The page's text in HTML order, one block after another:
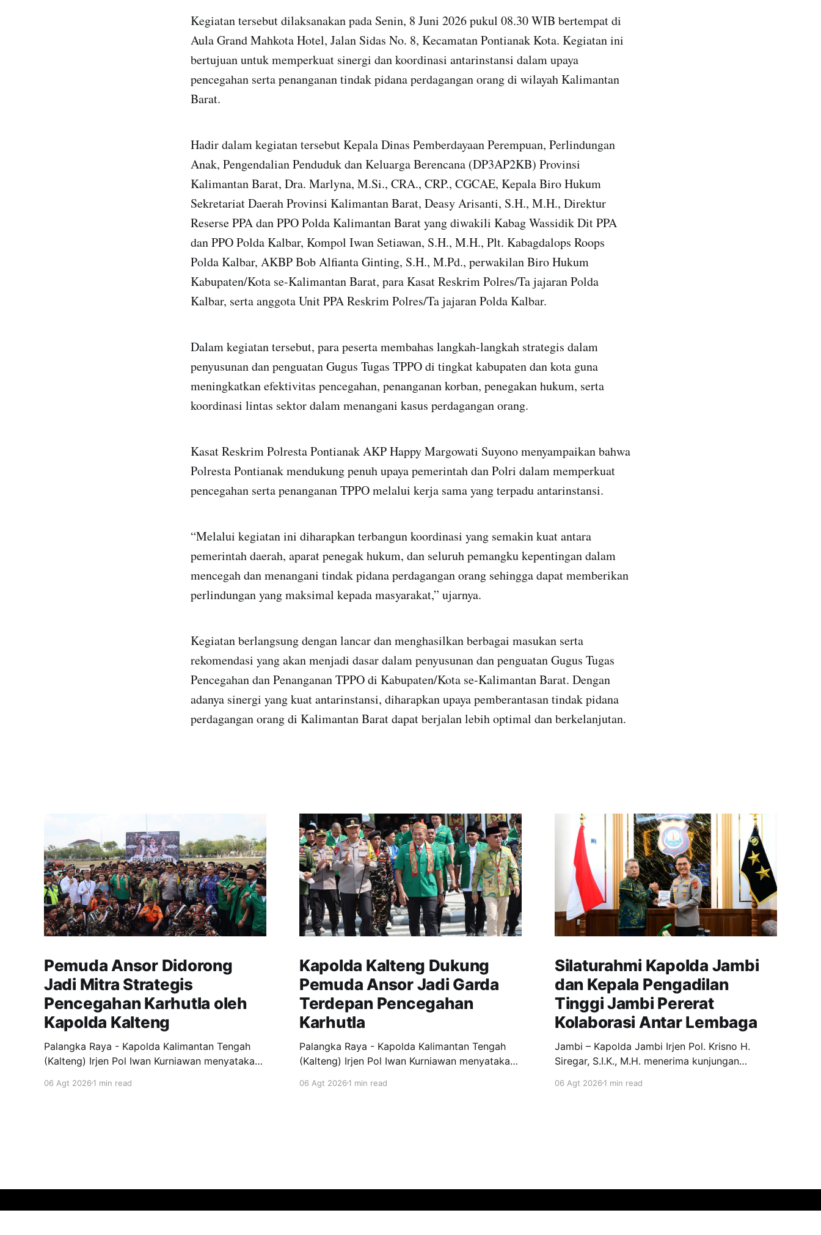
Kegiatan tersebut dilaksanakan pada Senin, 8 Juni 2026 pukul 08.30 WIB bertempat di
Aula Grand Mahkota Hotel, Jalan Sidas No. 8, Kecamatan Pontianak Kota. Kegiatan ini
bertujuan untuk memperkuat sinergi dan koordinasi antarinstansi dalam upaya
pencegahan serta penanganan tindak pidana perdagangan orang di wilayah Kalimantan
Barat.
Hadir dalam kegiatan tersebut Kepala Dinas Pemberdayaan Perempuan, Perlindungan
Anak, Pengendalian Penduduk dan Keluarga Berencana (DP3AP2KB) Provinsi
Kalimantan Barat, Dra. Marlyna, M.Si., CRA., CRP., CGCAE, Kepala Biro Hukum
Sekretariat Daerah Provinsi Kalimantan Barat, Deasy Arisanti, S.H., M.H., Direktur
Reserse PPA dan PPO Polda Kalimantan Barat yang diwakili Kabag Wassidik Dit PPA
dan PPO Polda Kalbar, Kompol Iwan Setiawan, S.H., M.H., Plt. Kabagdalops Roops
Polda Kalbar, AKBP Bob Alfianta Ginting, S.H., M.Pd., perwakilan Biro Hukum
Kabupaten/Kota se-Kalimantan Barat, para Kasat Reskrim Polres/Ta jajaran Polda
Kalbar, serta anggota Unit PPA Reskrim Polres/Ta jajaran Polda Kalbar.
Dalam kegiatan tersebut, para peserta membahas langkah-langkah strategis dalam
penyusunan dan penguatan Gugus Tugas TPPO di tingkat kabupaten dan kota guna
meningkatkan efektivitas pencegahan, penanganan korban, penegakan hukum, serta
koordinasi lintas sektor dalam menangani kasus perdagangan orang.
Kasat Reskrim Polresta Pontianak AKP Happy Margowati Suyono menyampaikan bahwa
Polresta Pontianak mendukung penuh upaya pemerintah dan Polri dalam memperkuat
pencegahan serta penanganan TPPO melalui kerja sama yang terpadu antarinstansi.
“Melalui kegiatan ini diharapkan terbangun koordinasi yang semakin kuat antara
pemerintah daerah, aparat penegak hukum, dan seluruh pemangku kepentingan dalam
mencegah dan menangani tindak pidana perdagangan orang sehingga dapat memberikan
perlindungan yang maksimal kepada masyarakat,” ujarnya.
Kegiatan berlangsung dengan lancar dan menghasilkan berbagai masukan serta
rekomendasi yang akan menjadi dasar dalam penyusunan dan penguatan Gugus Tugas
Pencegahan dan Penanganan TPPO di Kabupaten/Kota se-Kalimantan Barat. Dengan
adanya sinergi yang kuat antarinstansi, diharapkan upaya pemberantasan tindak pidana
perdagangan orang di Kalimantan Barat dapat berjalan lebih optimal dan berkelanjutan.
Pemuda Ansor Didorong
Jadi Mitra Strategis
Pencegahan Karhutla oleh
Kapolda Kalteng
Palangka Raya - Kapolda Kalimantan Tengah
(Kalteng) Irjen Pol Iwan Kurniawan menyatakan
Ansor menjadi garda terdepan dalam upaya
06 Agt 2026 1 min read
Kapolda Kalteng Dukung
Pemuda Ansor Jadi Garda
Terdepan Pencegahan
Karhutla
Palangka Raya - Kapolda Kalimantan Tengah
(Kalteng) Irjen Pol Iwan Kurniawan menyatakan
Ansor menjadi garda terdepan dalam upaya
06 Agt 20261 min read
Silaturahmi Kapolda Jambi
dan Kepala Pengadilan
Tinggi Jambi Pererat
Kolaborasi Antar Lembaga
Jambi – Kapolda Jambi Irjen Pol. Krisno H.
Siregar, S.I.K., M.H. menerima kunjungan
Marsudin Nainggolan, S.H., M.H., di Ruang Kerja
06 Agt 20261 min read